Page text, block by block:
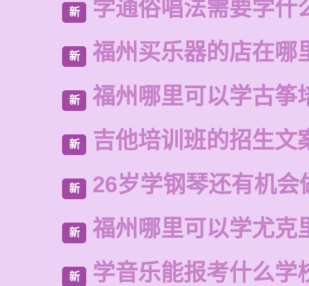
新 学通俗唱法需要学什
新 福州买乐器的店在哪
新 福州哪里可以学古筝
新 吉他培训班的招生文
新 26岁学钢琴还有机会
新 福州哪里可以学尤克
新 学音乐能报考什么学